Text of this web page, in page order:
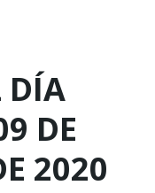
DÍA
DE
2020